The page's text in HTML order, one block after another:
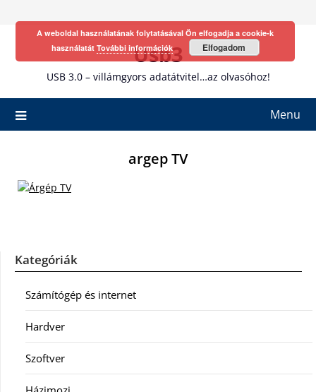
Usb3
USB 3.0 – villámgyors adatátvitel…az olvasóhoz!
Menu
argep TV
Kategóriák
Számítógép és internet
Hardver
Szoftver
A weboldal használatának folytatásával Ön elfogadja a cookie-k
használatát További információk Elfogadom